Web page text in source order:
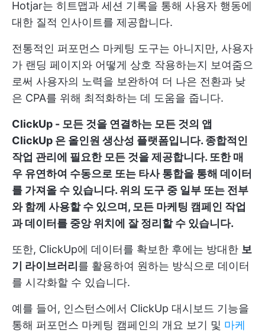
Hotjar는 히트맵과 세션 기록을 통해 사용자 행동에
대한 질적 인사이트를 제공합니다.
전통적인 퍼포먼스 마케팅 도구는 아니지만, 사용자
가 랜딩 페이지와 어떻게 상호 작용하는지 보여줌으
로써 사용자의 노력을 보완하여 더 나은 전환과 낮
은 CPA를 위해 최적화하는 데 도움을 줍니다.
ClickUp - 모든 것을 연결하는 모든 것의 앱
ClickUp 은 올인원 생산성 플랫폼입니다. 종합적인
작업 관리에 필요한 모든 것을 제공합니다. 또한 매
우 유연하여 수동으로 또는 타사 통합을 통해 데이터
를 가져올 수 있습니다. 위의 도구 중 일부 또는 전부
와 함께 사용할 수 있으며, 모든 마케팅 캠페인 작업
과 데이터를 중앙 위치 에 잘 정리할 수 있습니다.
또한, ClickUp에 데이터를 확보한 후에는 방대한 보
기 라이브러리 를 활용하여 원하는 방식으로 데이터
를 시각화할 수 있습니다.
예를 들어, 인스턴스에서 ClickUp 대시보드 기능을
통해 퍼포먼스 마케팅 캠페인의 개요 보기 및 마케